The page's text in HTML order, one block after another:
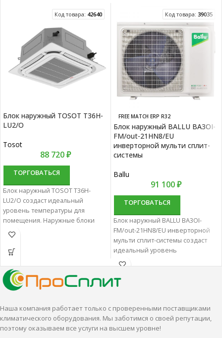
Код товара: 42640
Блок наружный TOSOT T36H-
LU2/O
Tosot
88 720₽
ТОРГОВАТЬСЯ
Блок наружный TOSOT T36H-
LU2/O создаст идеальный
уровень температуры для
помещения. Наружные блоки
характеризуются надежностью и
удобством для долгой работы.
Код товара: 39035
FREE MATCH ERP R32
Блок наружный BALLU BA3OI-
FM/out-21HN8/EU
инверторной мульти сплит-
системы
Ballu
91 100₽
ТОРГОВАТЬСЯ
Блок наружный BALLU BA3OI-
FM/out-21HN8/EU инверторной
мульти сплит-системы создаст
идеальный уровень
температуры для помещения.
характеризуются надежностью и
Наша компания работает только с проверенными поставщиками
климатического оборудования. Мы заботимся о своей репутации,
поэтому оказываем все услуги на высшем уровне!